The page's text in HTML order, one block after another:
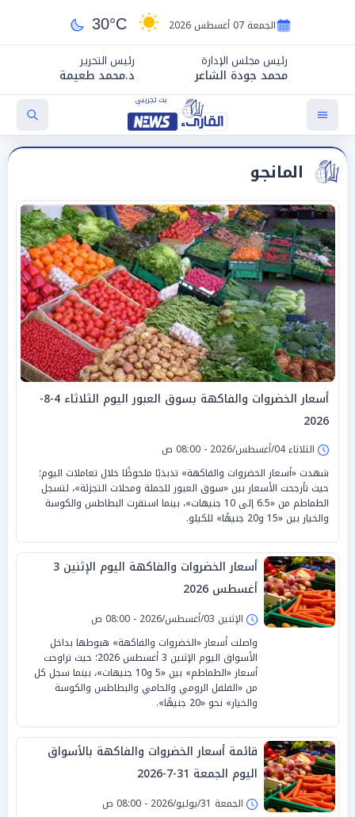
الجمعة 07 أغسطس 2026 30°C
رئيس مجلس الإدارة
محمد جودة الشاعر
رئيس التحرير
د.محمد طعيمة
المانجو
أسعار الخضروات والفاكهة بسوق العبور اليوم الثلاثاء 4-8-
2026
الثلاثاء 04/أغسطس/2026 - 08:00 ص
شهدت «أسعار الخضروات والفاكهة» تذبذبًا ملحوظًا خلال تعاملات اليوم؛
حيث تأرجحت الأسعار بين «سوق العبور للجملة ومحلات التجزئة»، لتسجل
الطماطم من «6.5 إلى 10 جنيهات»، بينما استقرت البطاطس والكوسة
والخيار بين «15 و20 جنيهًا» للكيلو.
أسعار الخضروات والفاكهة اليوم الإثنين 3
أغسطس 2026
الإثنين 03/أغسطس/2026 - 08:00 ص
واصلت أسعار «الخضروات والفاكهة» هبوطها بداخل
الأسواق اليوم الإثنين 3 أغسطس 2026؛ حيث تراوحت
أسعار «الطماطم» بين «5 و10 جنيهات»، بينما سجل كل
من «الفلفل الرومي والحامي والبطاطس والكوسة
والخيار» نحو «20 جنيهًا».
قائمة أسعار الخضروات والفاكهة بالأسواق
اليوم الجمعة 31-7-2026
الجمعة 31/يوليو/2026 - 08:00 ص